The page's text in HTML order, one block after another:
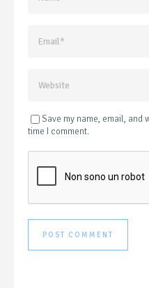
Save my name, email, and
time I comment.